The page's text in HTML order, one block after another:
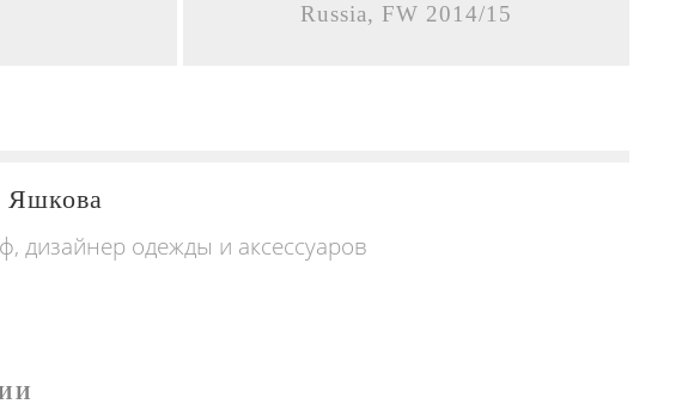
Russia, FW 2014/15
Яшкова
дизайнер одежды и аксессуаров